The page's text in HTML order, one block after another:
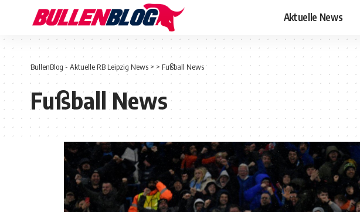
Aktuelle News
BullenBlog - Aktuelle RB Leipzig News > > Fußball News
Fußball News